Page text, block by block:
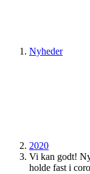
Nyheder
2020
Vi kan godt!
holde fast i